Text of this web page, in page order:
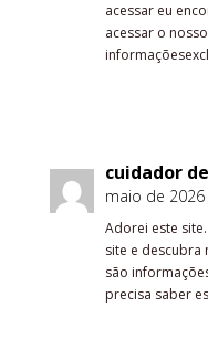
acessar eu
acessar o
cuidador
maio de
Adorei este
site e descubra
são
precisa saber